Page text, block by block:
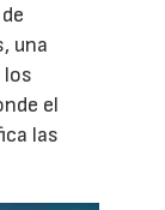
una
los
el
las